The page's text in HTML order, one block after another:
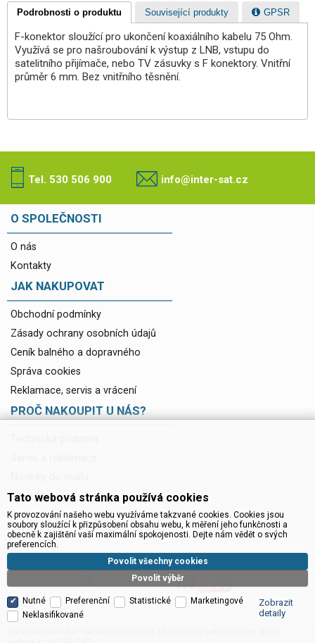
Podrobnosti o produktu Související produkty GPSR
F-konektor sloužící pro ukončení koaxiálního kabelu 75 Ohm.
Využívá se pro našroubování k výstup z LNB, vstupu do
satelitního přijímače, nebo TV zásuvky s F konektory. Vnitřní
průměr 6 mm. Bez vnitřního těsnění.
Tel. 530 506 900 info@inter-sat.cz
O SPOLEČNOSTI
O nás
Kontakty
JAK NAKUPOVAT
Obchodní podmínky
Zásady ochrany osobních údajů
Ceník balného a dopravného
Správa cookies
Reklamace, servis a vrácení
PROČ NAKOUPIT U NÁS?
Ke stažení
Tato webová stránka používá cookies
K provozování našeho webu využíváme takzvané cookies. Cookies jsou
soubory sloužící k přizpůsobení obsahu webu, k měření jeho funkčnosti a
obecně k zajištění vaší maximální spokojenosti. Dejte nám vědět o svých
preferencích.
Povolit výběr
Povolit všechny cookies
Nutné Preferenční Statistické
Marketingové
Neklasifikované
Zobrazit
detaily